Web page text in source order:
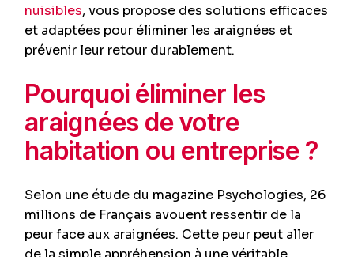
nuisibles, vous propose des solutions efficaces
et adaptées pour éliminer les araignées et
prévenir leur retour durablement.
Pourquoi éliminer les
araignées de votre
habitation ou entreprise ?
Selon une étude du magazine Psychologies, 26
millions de Français avouent ressentir de la
peur face aux araignées. Cette peur peut aller